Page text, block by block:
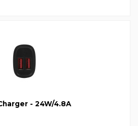
- 24W/4.8A